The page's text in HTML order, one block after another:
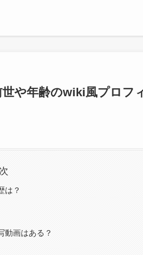
や年齢のwiki風プロフ
は？
動画はある？